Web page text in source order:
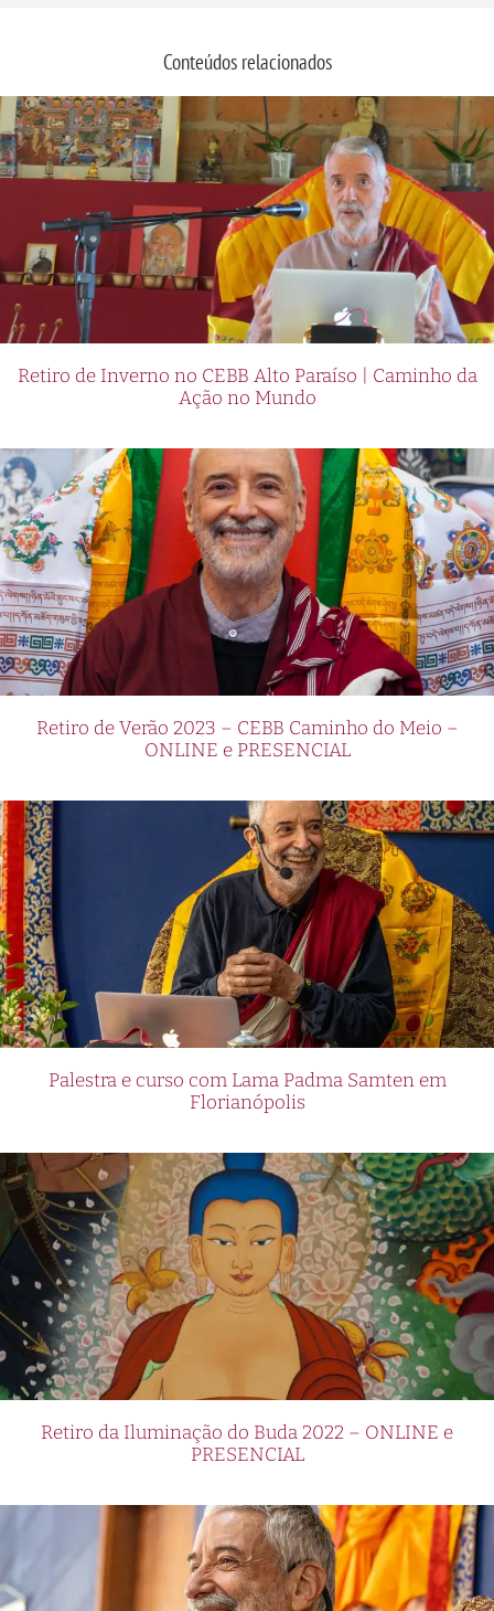
Conteúdos relacionados
Retiro de Inverno no CEBB Alto Paraíso | Caminho da
Ação no Mundo
Retiro de Verão 2023 – CEBB Caminho do Meio –
ONLINE e PRESENCIAL
Palestra e curso com Lama Padma Samten em
Florianópolis
Retiro da Iluminação do Buda 2022 – ONLINE e
PRESENCIAL